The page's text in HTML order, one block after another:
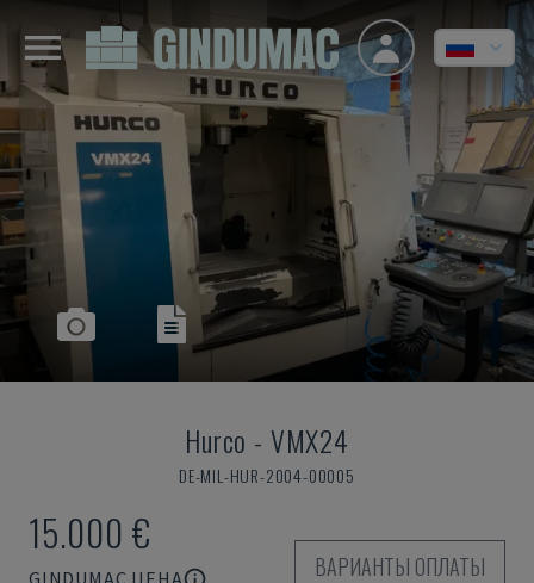
Hurco - VMX24
DE-MIL-HUR-2004-00005
15.000 €
GINDUMAC ЦЕНА
ВАРИАНТЫ ОПЛАТЫ